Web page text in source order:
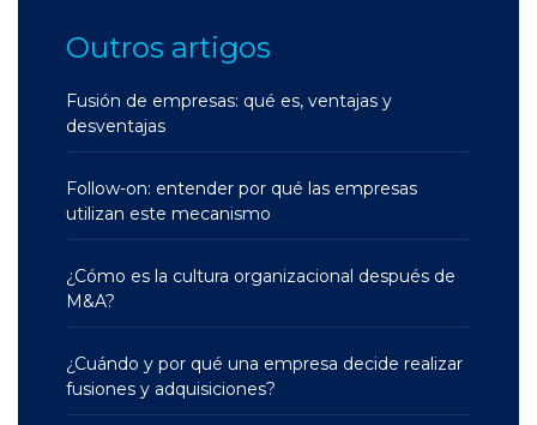
Outros artigos
Fusión de empresas: qué es, ventajas y
desventajas
Follow-on: entender por qué las empresas
utilizan este mecanismo
¿Cómo es la cultura organizacional después de
M&A?
¿Cuándo y por qué una empresa decide realizar
fusiones y adquisiciones?